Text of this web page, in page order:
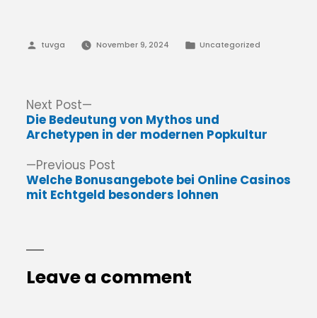
Posted
tuvga November 9, 2024
Posted
Uncategorized
Post
navigation
Previous Post
post:
Welche Bonusangebote bei Online Casinos
mit Echtgeld besonders lohnen
Next Post
post:
Die Bedeutung von Mythos und
Archetypen in der modernen Popkultur
Leave a comment